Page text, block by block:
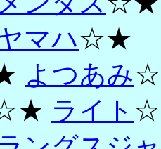
マハ☆★
よつあみ
ライト